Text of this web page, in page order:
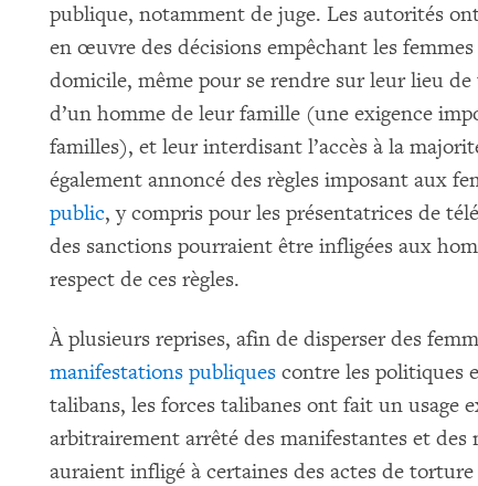
publique, notamment de juge. Les autorités
en œuvre des décisions empêchant les
domicile, même pour se rendre sur leur lieu de
d’un homme de leur famille (une exigence
familles), et leur interdisant l’accès à la
également annoncé des règles imposant aux
public, y compris pour les présentatrices de
des sanctions pourraient être infligées aux
respect de ces règles.
À plusieurs reprises, afin de disperser des
manifestations publiques contre les politiques
talibans, les forces talibanes ont fait un usage
arbitrairement arrêté des manifestantes et des
auraient infligé à certaines des actes de torture